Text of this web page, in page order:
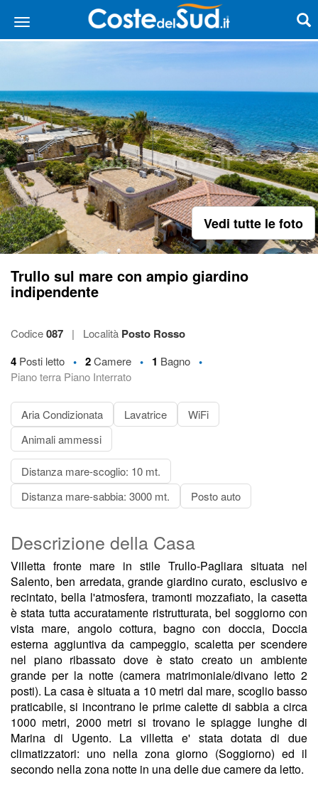
Vedi tutte le foto
Trullo sul mare con ampio giardino
indipendente
Codice087 | Località Posto Rosso
4 Posti letto • 2Camere • 1 Bagno •
Piano terra Piano Interrato
Aria Condizionata Lavatrice
WiFi
Animali ammessi
Distanza mare-scoglio: 10 mt.
Distanza mare-sabbia: 3000 mt.
Posto auto
Descrizione della Casa
Villetta fronte mare in stile Trullo-Pagliara situata nel
Salento, ben arredata, grande giardino curato, esclusivo e
recintato, bella l'atmosfera, tramonti mozzafiato, la casetta
è stata tutta accuratamente ristrutturata, bel soggiorno con
vista mare, angolo cottura, bagno con doccia, Doccia
esterna aggiuntiva da campeggio, scaletta per scendere
nel piano ribassato dove è stato creato un ambiente
grande per la notte (camera matrimoniale/divano letto 2
posti). La casa è situata a 10 metri dal mare, scoglio basso
praticabile, si incontrano le prime calette di sabbia a circa
1000 metri, 2000 metri si trovano le spiagge lunghe di
Marina di Ugento. La villetta e' stata dotata di due
climatizzatori: uno nella zona giorno (Soggiorno) ed il
secondo nella zona notte in una delle due camere da letto.